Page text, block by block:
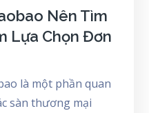
Nên Tìm
Lựa Chọn Đơn
là một phần quan
sàn thương mại